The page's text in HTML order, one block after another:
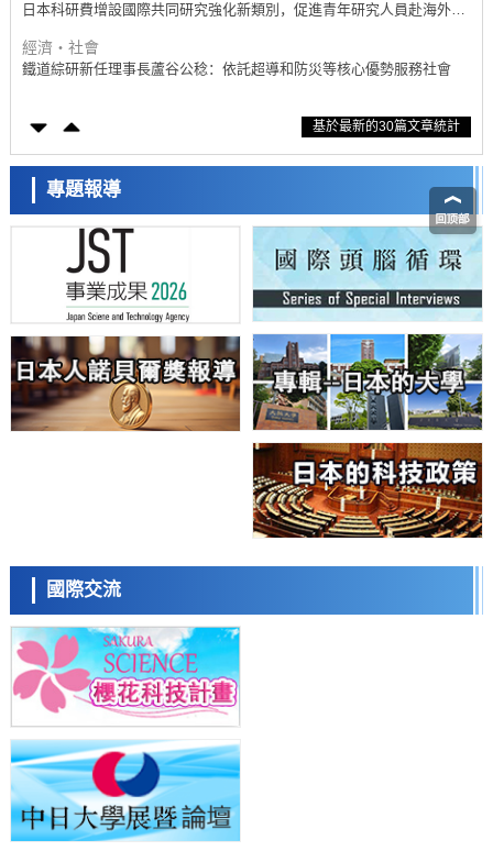
鐵道綜研新任理事長蘆谷公稔：依託超導和防災等核心優勢服務社會
科學研究
東京大學通過葉綠體基因組編輯技術強化碳固定酵素，成功提高光合作
藤田醫科大學等成功鑑定出非結核分枝桿菌生存的必需基因，首次揭示
經濟・社會
【AI法下篇】如何應對AI的不可控性——中央大學平野晉教授專訪
科學研究
日本學術會議：為保持土壤健康應採取哪些措施？探討土壤保護與強化
的具體對策
科學研究
大阪大學開發基於水氫鍵網路的溫度預測新方法，AI從分子排列資訊中
高精度解讀
經濟・社會
【AI法上篇】如何對「將人生交給AI」保持危機感——中央大學平野晉
教授專訪
科學研究
慶應義塾大學闡明腦內「游擊手」小膠質細胞包裹保護受損神經細胞的
機制，有望用於開發阿茲海默症等疾病療法
日本東北大學與橫濱橡膠全球首次從奈米尺度揭示橡膠—黃銅黏接界面
劣化抑制機制，為提升輪胎安全性與耐久性的材料設計開闢道路
望成為新型功能性材料
科學研究
群馬大學開發針對難治性癲癇的新型基因療法，利用超小型GAD67啟動
子抑制發作
科學研究
九州大學揭示夜間眼壓升高機制：兩種激素波動疊加所致
科學研究
東京都產技研採用新手法開發出可穩定工作至300℃的介電材料，已驗
證電容器可在汽車發動機等高溫環境下工作
經濟・社會
日本生成式AI使用者佔比一年內翻倍，但與中美德仍有較大差距
政策
日本修訂首都直下型地震緊急對策：目標為死亡人數至少減半，重點強
基於最新的30篇文章統計
專題報導
國際交流
小岩井忠道 瀧川 進